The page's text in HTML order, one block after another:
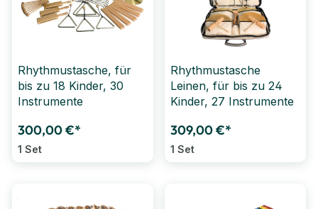
Rhythmustasche, für
bis zu 18 Kinder, 30
Instrumente
300,00 €*
1 Set
Rhythmustasche
Leinen, für bis zu 24
Kinder, 27 Instrumente
309,00 €*
1 Set